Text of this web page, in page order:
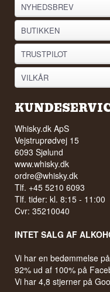
NYHEDSBREV
BUTIKKEN
TRUSTPILOT
VILKÅR
Whisky.dk ApS
Vejstruprødvej 15
6093 Sjølund
www.whisky.dk
ordre@whisky.dk
Tlf. +45 5210 6093
Tlf. tider: kl. 8:15 - 11:00
Cvr: 35210040
INTET SALG AF
Vi har en bedømmelse på
92% ud af 100% på
Vi har 4,8 stjerner på